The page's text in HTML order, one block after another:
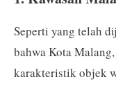
Seperti yang telah
bahwa Kota
karakteristik objek